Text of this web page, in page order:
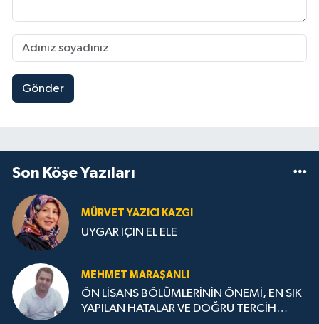
Gönder
Son Köşe Yazıları
MÜRVET YAZICI KAZGI
UYGAR İÇİN EL ELE
MEHMET MARAŞANLI
ÖN LİSANS BÖLÜMLERİNİN ÖNEMİ, EN SIK
YAPILAN HATALAR VE DOĞRU TERCİH